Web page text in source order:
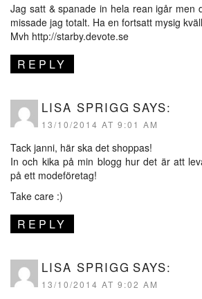
Jag satt & spanade in hela rean igår men
missade jag totalt. Ha en fortsatt mysig
Mvh http://starby.devote.se
REPLY
LISA SPRIGG SAYS:
13/10/2014 AT 9:01 AM
Tack janni, här ska det shoppas!
In och kika på min blogg hur det är att
på ett modeföretag!
Take care :)
REPLY
LISA SPRIGG SAYS:
13/10/2014 AT 9:02 AM